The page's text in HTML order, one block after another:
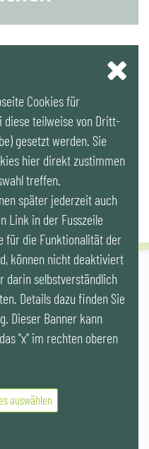
A-1010 Wien
Cookies für
diese teilweise von Dritt-
gesetzt werden. Sie
hier direkt zustimmen
treffen.
später jederzeit auch
Link in der Fusszeile
für die Funktionalität der
können nicht deaktiviert
darin selbstverständlich
Details dazu finden Sie
Dieser Banner kann
"x" im rechten oberen
auswählen